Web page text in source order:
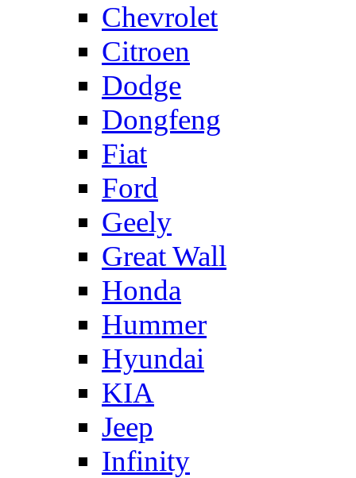
Chevrolet
Citroen
Dodge
Dongfeng
Fiat
Ford
Geely
Great Wall
Honda
Hummer
Hyundai
KIA
Jeep
Infinity